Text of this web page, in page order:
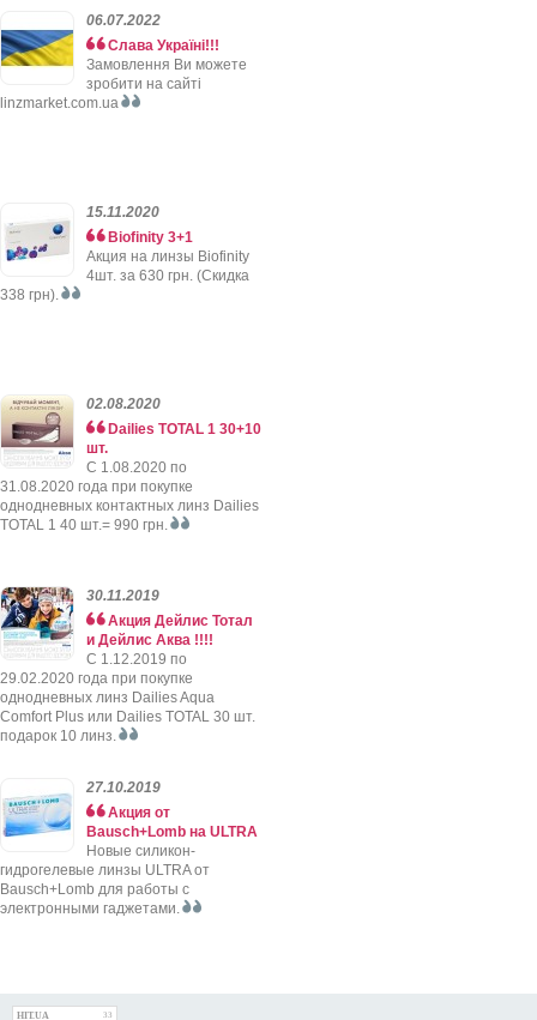
06.07.2022
Слава Україні!!!
Замовлення Ви можете
зробити на сайті
linzmarket.com.ua
15.11.2020
Biofinity 3+1
Акция на линзы Biofinity
4шт. за 630 грн. (Скидка
338 грн).
02.08.2020
Dailies TOTAL 1 30+10
шт.
C 1.08.2020 по
31.08.2020 года при покупке
однодневных контактных линз Dailies
TOTAL 1 40 шт.= 990 грн.
30.11.2019
Акция Дейлис Тотал
и Дейлис Аква !!!!
C 1.12.2019 по
29.02.2020 года при покупке
однодневных линз Dailies Aqua
Comfort Plus или Dailies TOTAL 30 шт.
подарок 10 линз.
27.10.2019
Акция от
Bausch+Lomb на ULTRA
Новые силикон-
гидрогелевые линзы ULTRA от
Bausch+Lomb для работы с
электронными гаджетами.
HIT.UA 33